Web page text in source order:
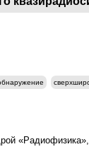
«Радиофизика»,